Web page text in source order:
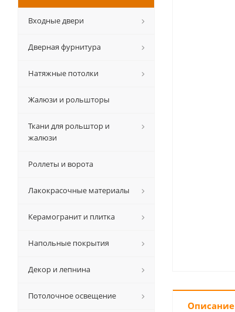
Описание
Входные двери
Дверная фурнитура
Натяжные потолки
Жалюзи и рольшторы
Ткани для рольштор и
жалюзи
Роллеты и ворота
Лакокрасочные материалы
Керамогранит и плитка
Напольные покрытия
Декор и лепнина
Потолочное освещение